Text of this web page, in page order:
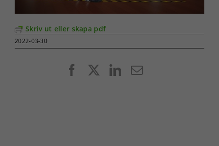
Skriv ut eller skapa pdf
2022-03-30
FacebookLinkedIn
E-